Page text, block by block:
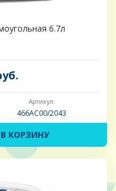
6.7л
Артикул:
466AC00/2043
КОРЗИНУ